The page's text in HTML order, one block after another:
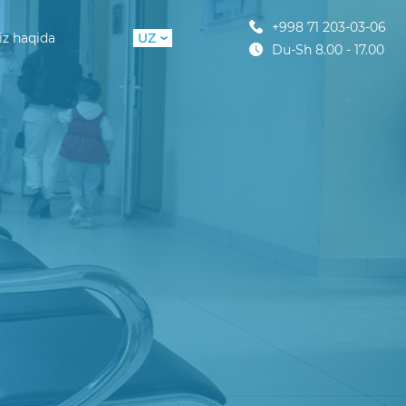
haqida
UZ
+998 71 203-03-06
Du-Sh 8.00 - 17.00